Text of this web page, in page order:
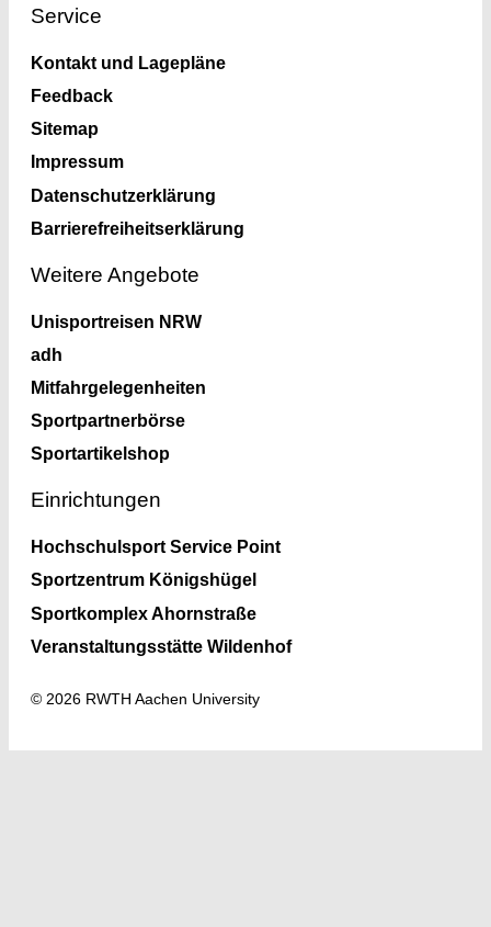
Service
Kontakt und Lagepläne
Feedback
Sitemap
Impressum
Datenschutzerklärung
Barrierefreiheitserklärung
Weitere Angebote
Unisportreisen NRW
adh
Mitfahrgelegenheiten
Sportpartnerbörse
Sportartikelshop
Einrichtungen
Hochschulsport Service Point
Sportzentrum Königshügel
Sportkomplex Ahornstraße
Veranstaltungsstätte Wildenhof
© 2026 RWTH Aachen University